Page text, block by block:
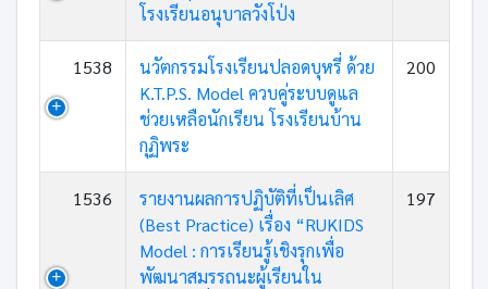
โรงเรียนอนุบาลวังโป่ง
1538
นวัตกรรมโรงเรียนปลอดบุหรี่ ด้วย
K.T.P.S. Model ควบคู่ระบบดูแล
ช่วยเหลือนักเรียน โรงเรียนบ้าน
กุฏิพระ
200
1536
รายงานผลการปฏิบัติที่เป็นเลิศ
(Best Practice) เรื่อง “RUKIDS
Model : การเรียนรู้เชิงรุกเพื่อ
พัฒนาสมรรถนะผู้เรียนใน
197